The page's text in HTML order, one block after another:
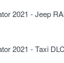
2021 - Jeep
2021 - Taxi DLC